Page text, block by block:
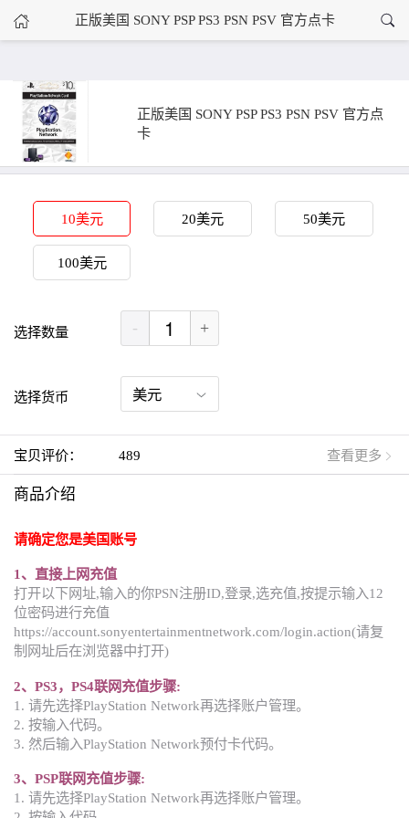
正版美国 SONY PSP PS3 PSN PSV 官方点卡
首页 正版美国 SONY PSP PS3 PSN PSV 官方点卡
正版美国 SONY PSP PS3 PSN PSV 官方点
卡
10美元 20美元 50美元
100美元
选择数量 - +
选择货币
宝贝评价： 489 查看更多
商品介绍
请确定您是美国账号
1、直接上网充值
打开以下网址,输入的你PSN注册ID,登录,选充值,按提示输入12
位密码进行充值
https://account.sonyentertainmentnetwork.com/login.action(请复
制网址后在浏览器中打开)
2、PS3，PS4联网充值步骤:
1. 请先选择PlayStation Network再选择账户管理。
2. 按输入代码。
3. 然后输入PlayStation Network预付卡代码。
3、PSP联网充值步骤:
1. 请先选择PlayStation Network再选择账户管理。